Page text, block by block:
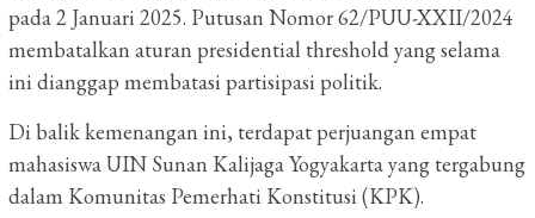
pada 2 Januari 2025. Putusan Nomor 62/PUU-XXII/2024
membatalkan aturan presidential threshold yang selama
ini dianggap membatasi partisipasi politik.
Di balik kemenangan ini, terdapat perjuangan empat
mahasiswa UIN Sunan Kalijaga Yogyakarta yang tergabung
dalam Komunitas Pemerhati Konstitusi (KPK).